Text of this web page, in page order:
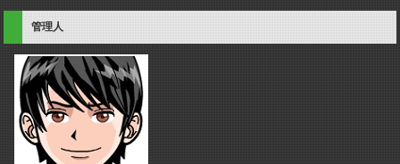
管理人